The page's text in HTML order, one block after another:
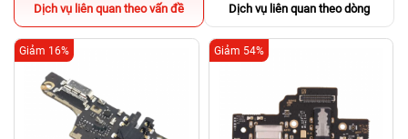
Dịch vụ liên quan theo vấn đề Dịch vụ liên quan theo dòng
Giảm 16% Giảm 54%